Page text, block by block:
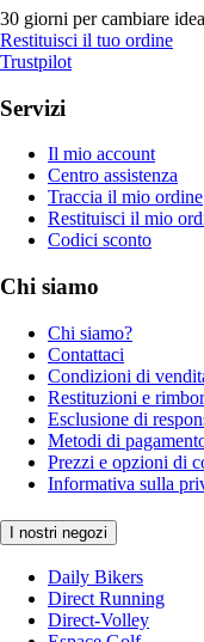
30 giorni per cambiare idea
Restituisci il tuo ordine
Trustpilot
Servizi
Il mio account
Centro assistenza
Traccia il mio ordine
Restituisci il mio
Codici sconto
Chi siamo
Chi siamo?
Contattaci
Condizioni di
Restituzioni e
Esclusione di
Metodi di
Prezzi e opzioni di
Informativa sulla
I nostri negozi
Daily Bikers
Direct Running
Direct-Volley